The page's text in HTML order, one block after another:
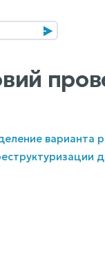
варианта